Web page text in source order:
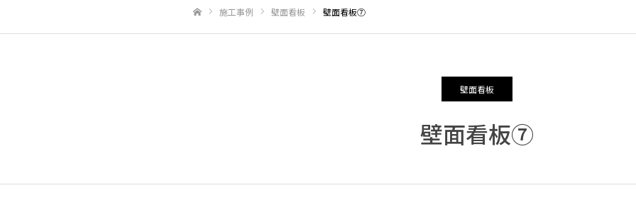
施工事例 壁面看板 壁面看板⑦
壁面看板
壁面看板⑦